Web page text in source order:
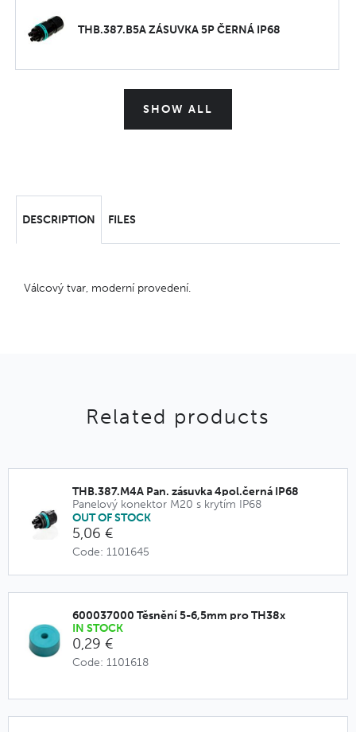
THB.387.B5A ZÁSUVKA 5P ČERNÁ IP68
SHOW ALL
DESCRIPTION FILES
Válcový tvar, moderní provedení.
Related products
THB.387.M4A Pan. zásuvka 4pol.černá IP68
Panelový konektor M20 s krytím IP68
OUT OF STOCK
5,06 €
Code: 1101645
600037000 Těsnění 5-6,5mm pro TH38x
IN STOCK
0,29 €
Code: 1101618